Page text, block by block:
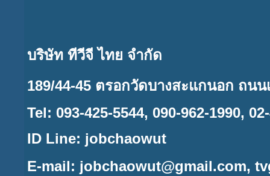
บริษัท ทีวีจี ไทย จำกัด
189/44-45 ตรอกวัดบางสะแกนอก ถน
Tel: 093-425-5544, 090-962-1990,
ID Line: jobchaowut
E-mail: jobchaowut@gmail.com,